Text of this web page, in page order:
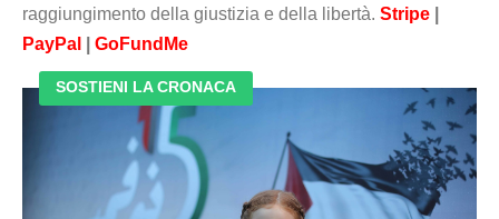
raggiungimento della giustizia e della libertà. Stripe
PayPal
GoFundMe
SOSTIENI LA CRONACA